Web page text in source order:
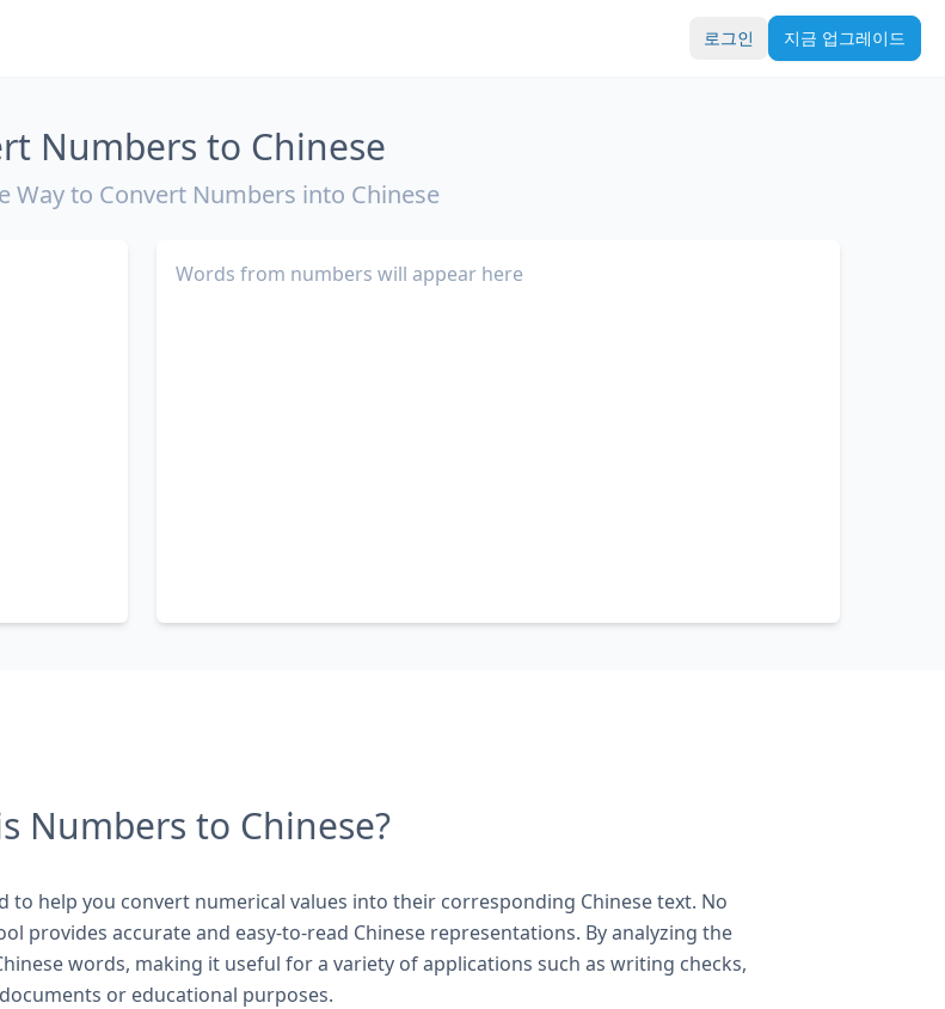
로그인 지금 업그레이드
Numbers to Chinese
Way to Convert Numbers into Chinese
Words from numbers will appear here
Numbers to Chinese?
to help you convert numerical values into their corresponding Chinese text. No
provides accurate and easy-to-read Chinese representations. By analyzing the
words, making it useful for a variety of applications such as writing checks,
or educational purposes.